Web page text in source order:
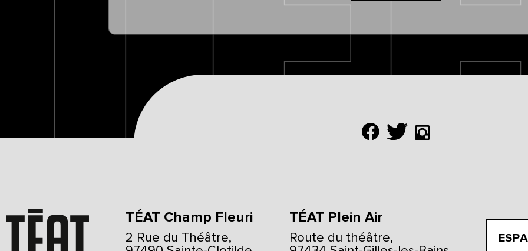
TÉAT Champ Fleuri
2 Rue du Théâtre,
TÉAT Plein Air
Route du théâtre,